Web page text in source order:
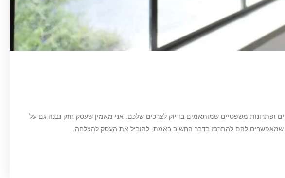
ופתרונות משפטיים שמותאמים בדיוק לצרכים שלכם. אני מאמין שעסק חזק נבנה גם על
שמאפשרים להם להתרכז בדבר החשוב באמת: להוביל את העסק להצלחה.